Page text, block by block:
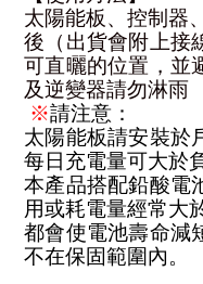
太陽能板、控制器
後（出貨會附上接
可直曬的位置，並
及逆變器請勿淋雨
※請注意：
太陽能板請安裝於
每日充電量可大於
本產品搭配鉛酸電
用或耗電量經常大
都會使電池壽命減
不在保固範圍內。